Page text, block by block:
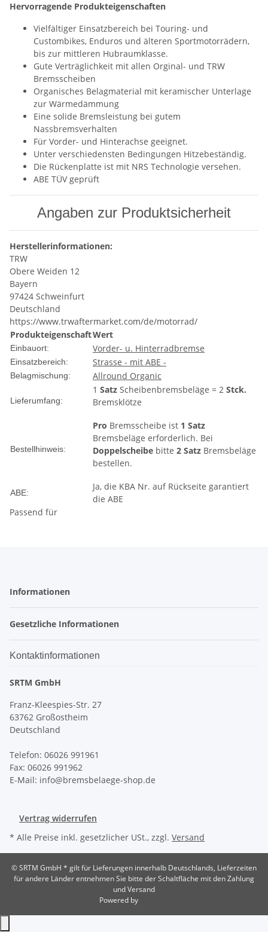
Hervorragende Produkteigenschaften
Vielfältiger Einsatzbereich bei Touring- und
Custombikes, Enduros und älteren Sportmotorrädern,
bis zur mittleren Hubraumklasse.
Gute Verträglichkeit mit allen Orginal- und TRW
Bremsscheiben
Organisches Belagmaterial mit keramischer Unterlage
zur Wärmedämmung
Eine solide Bremsleistung bei gutem
Nassbremsverhalten
Für Vorder- und Hinterachse geeignet.
Unter verschiedensten Bedingungen Hitzebeständig.
Die Rückenplatte ist mit NRS Technologie versehen.
ABE TÜV geprüft
Angaben zur Produktsicherheit
Herstellerinformationen:
TRW
Obere Weiden 12
Bayern
97424 Schweinfurt
Deutschland
https://www.trwaftermarket.com/de/motorrad/
ProdukteigenschaftWert
Einbauort: Vorder- u. Hinterradbremse
Einsatzbereich: Strasse - mit ABE -
Belagmischung: Allround Organic
Lieferumfang:
1 Satz Scheibenbremsbeläge = 2 Stck.
Bremsklötze
Bestellhinweis:
Pro Bremsscheibe ist 1 Satz
Bremsbeläge erforderlich. Bei
Doppelscheibe bitte 2 Satz Bremsbeläge
bestellen.
ABE:
Ja, die KBA Nr. auf Rückseite garantiert
die ABE
Passend für
Informationen
Gesetzliche Informationen
Kontaktinformationen
SRTM GmbH
Franz-Kleespies-Str. 27
63762 Großostheim
Deutschland
Telefon: 06026 991961
Fax: 06026 991962
E-Mail: info@bremsbelaege-shop.de
Vertrag widerrufen
* Alle Preise inkl. gesetzlicher USt., zzgl. Versand
© SRTM GmbH * gilt für Lieferungen innerhalb Deutschlands, Lieferzeiten
für andere Länder entnehmen Sie bitte der Schaltfläche mit den Zahlung
und Versand
Powered by